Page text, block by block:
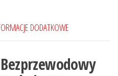
DODATKOWE
Bezprzewodowy